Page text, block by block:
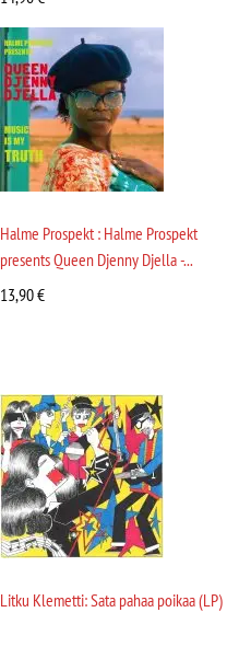
Halme Prospekt : Halme Prospekt
presents Queen Djenny Djella -...
13,90€
Litku Klemetti: Sata pahaa poikaa (LP)